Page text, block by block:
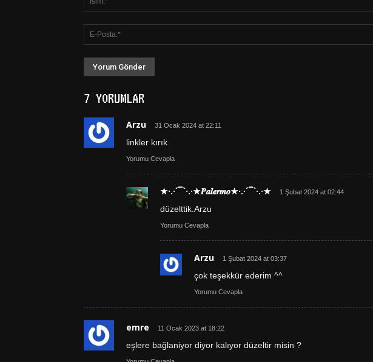
7 YORUMLAR
Arzu 31 Ocak 2024 at 22:11
linkler kırık
Yorumu Cevapla
★·.·´¯`·.·★𝑷𝒂𝒍𝒆𝒓𝒎𝒐★·.·´¯`·.·★ 1 Şubat 2024 at 02:44
düzelttik.Arzu
Yorumu Cevapla
Arzu 1 Şubat 2024 at 03:37
çok teşekkür ederim ^^
Yorumu Cevapla
emre 11 Ocak 2023 at 18:22
eşlere bağlaniyor diyor kalıyor düzeltir misin ?